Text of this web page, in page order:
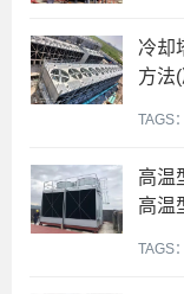
冷却
方法
TAGS：
高温
高温
TAGS：